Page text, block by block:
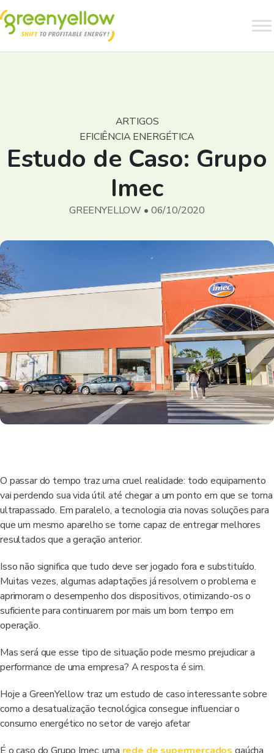
ARTIGOS
EFICIÊNCIA ENERGÉTICA
Estudo de Caso: Grupo
Imec
GREENYELLOW • 06/10/2020
O passar do tempo traz uma cruel realidade: todo equipamento
vai perdendo sua vida útil até chegar a um ponto em que se torna
ultrapassado. Em paralelo, a tecnologia cria novas soluções para
que um mesmo aparelho se torne capaz de entregar melhores
resultados que a geração anterior.
Isso não significa que tudo deve ser jogado fora e substituído.
Muitas vezes, algumas adaptações já resolvem o problema e
aprimoram o desempenho dos dispositivos, otimizando-os o
suficiente para continuarem por mais um bom tempo em
operação.
Mas será que esse tipo de situação pode mesmo prejudicar a
performance de uma empresa? A resposta é sim.
Hoje a GreenYellow traz um estudo de caso interessante sobre
como a desatualização tecnológica consegue influenciar o
consumo energético no setor de varejo afetar